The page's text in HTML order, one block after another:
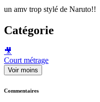
un amv trop stylé de Naruto!!
Catégorie
🎥
Court métrage
Voir moins
Commentaires